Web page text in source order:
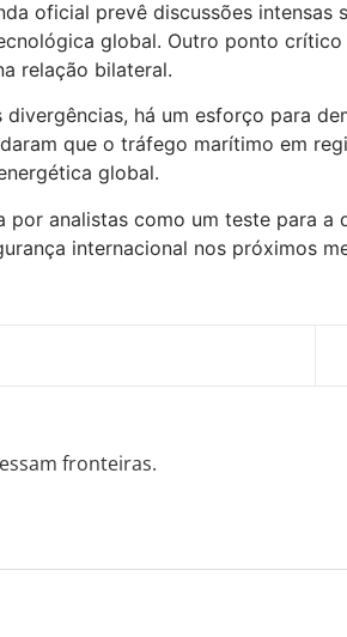
oficial prevê discussões
global. Outro ponto crítico
relação bilateral.
há um esforço para
que o tráfego marítimo em
global.
por analistas como um teste para
internacional nos próximos
fronteiras.